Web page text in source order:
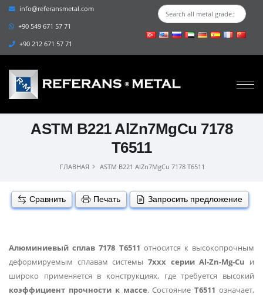
info@referansmetal.com
+90 549 671 57 71
+90 212 671 57 71
ASTM B221 AlZn7MgCu 7178
T6511
ГЛАВНАЯ ASTM B221 AlZn7MgCu 7178 T6511
Сравнить Печать Запросить предложение
Алюминиевый сплав 7178 T6511 относится к высокопрочным
деформируемым сплавам системы 7xxx серии Al-Zn-Mg-Cu и
широко применяется в конструкциях, где требуется высокий
коэффициент прочности к массе. СостояниеT6511 означает,